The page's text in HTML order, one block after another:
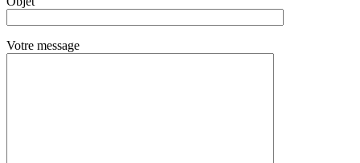
Votre message